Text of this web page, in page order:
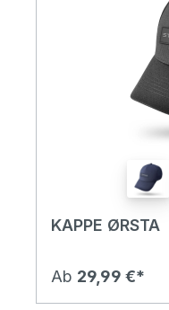
KAPPE ØRSTA
Ab 29,99 €*